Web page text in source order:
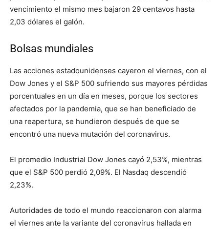
vencimiento el mismo mes bajaron 29 centavos hasta
2,03 dólares el galón.
Bolsas mundiales
Las acciones estadounidenses cayeron el viernes, con el
Dow Jones y el S&P 500 sufriendo sus mayores pérdidas
porcentuales en un día en meses, porque los sectores
afectados por la pandemia, que se han beneficiado de
una reapertura, se hundieron después de que se
encontró una nueva mutación del coronavirus.
El promedio Industrial Dow Jones cayó 2,53%, mientras
que el S&P 500 perdió 2,09%. El Nasdaq descendió
2,23%.
Autoridades de todo el mundo reaccionaron con alarma
el viernes ante la variante del coronavirus hallada en